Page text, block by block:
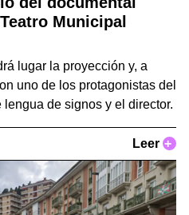
Municipal
lugar la proyección y, a
uno de los protagonistas del
de signos y el director.
Leer +